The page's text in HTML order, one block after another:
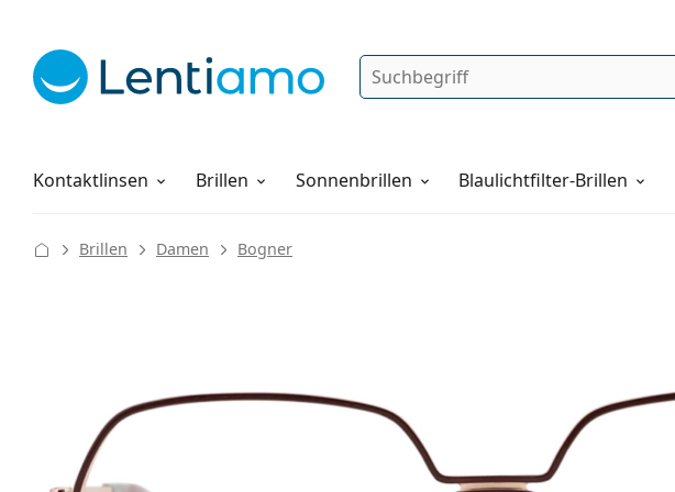
Suche
Kontaktlinsen
Pflegemittel Brillen Sonnenbrillen Blaulichtfilter-Brillen
Alles über den Einkauf
Brillen Damen Bogner